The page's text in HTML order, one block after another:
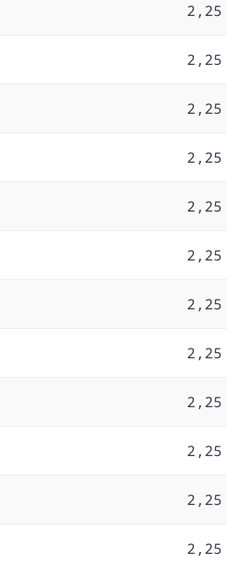
2,25
2,25
2,25
2,25
2,25
2,25
2,25
2,25
2,25
2,25
2,25
2,25